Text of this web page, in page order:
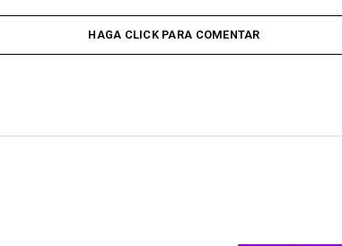
HAGA CLICK PARA COMENTAR